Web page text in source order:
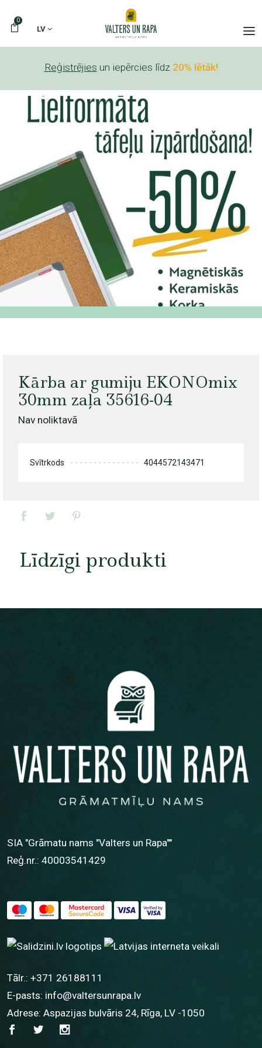
0
LV
Reģistrējies un iepērcies līdz 20% lētāk!
Kārba ar gumiju EKONOmix
30mm zaļa 35616-04
Nav noliktavā
Svītrkods 4044572143471
Līdzīgi produkti
SIA "Grāmatu nams "Valters un Rapa""
Reģ.nr.: 40003541429
Tālr.: +371 26188111
E-pasts: info@valtersunrapa.lv
Adrese: Aspazijas bulvāris 24, Rīga, LV -1050